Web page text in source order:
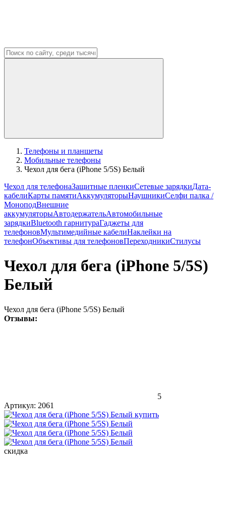
Телефоны и планшеты
Мобильные телефоны
Чехол для бега (iPhone 5/5S) Белый
Чехол для телефонаЗащитные пленкиСетевые зарядкиДата-
кабелиКарты памятиАккумуляторыНаушникиСелфи палка /
МоноподВнешние
аккумуляторыАвтодержательАвтомобильные
зарядкиBluetooth гарнитураГаджеты для
телефоновМультимедийные кабелиНаклейки на
телефонОбъективы для телефоновПереходникиСтилусы
Чехол для бега (iPhone 5/5S)
Белый
Чехол для бега (iPhone 5/5S) Белый
Отзывы:
5
Артикул: 2061
скидка